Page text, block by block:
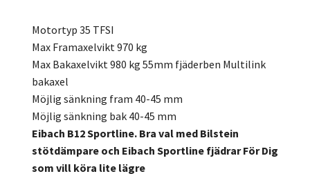
Motortyp 35 TFSI
Max Framaxelvikt 970 kg
Max Bakaxelvikt 980 kg 55mm fjäderben Multilink
bakaxel
Möjlig sänkning fram 40-45 mm
Möjlig sänkning bak 40-45 mm
Eibach B12 Sportline. Bra val med Bilstein
stötdämpare och Eibach Sportline fjädrar För Dig
som vill köra lite lägre